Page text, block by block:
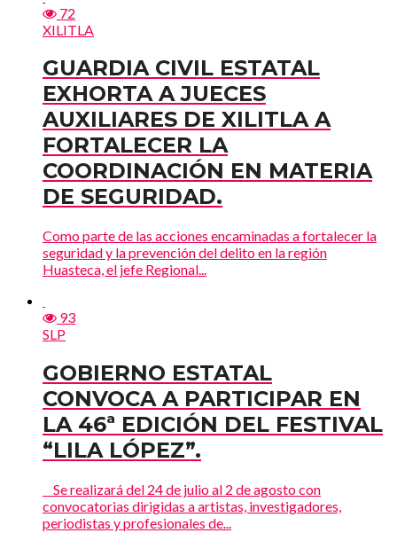
72
XILITLA
GUARDIA CIVIL ESTATAL
EXHORTA A JUECES
AUXILIARES DE XILITLA A
FORTALECER LA
COORDINACIÓN EN MATERIA
DE SEGURIDAD.
Como parte de las acciones encaminadas a fortalecer la
seguridad y la prevención del delito en la región
Huasteca, el jefe Regional...
93
SLP
GOBIERNO ESTATAL
CONVOCA A PARTICIPAR EN
LA 46ª EDICIÓN DEL FESTIVAL
“LILA LÓPEZ”.
Se realizará del 24 de julio al 2 de agosto con
convocatorias dirigidas a artistas, investigadores,
periodistas y profesionales de...